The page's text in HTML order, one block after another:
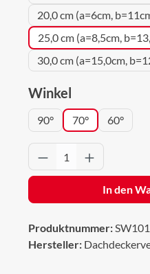
20,0 cm (a=6cm,
25,0 cm (a=8,5cm,
30,0 cm (a=15,0cm,
Winkel
90° 70° 60°
Produkt Anzahl:
In den
Produktnummer:
Hersteller: